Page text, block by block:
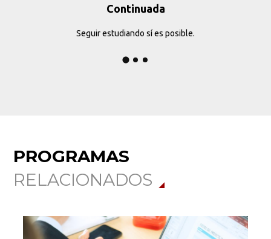
Continuada
Seguir estudiando sí es posible.
PROGRAMAS
RELACIONADOS